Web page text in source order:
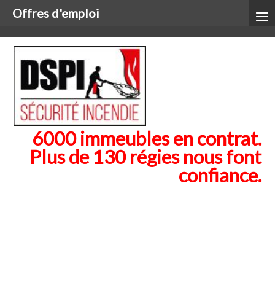
6000 immeubles en contrat.
Plus de 130 régies nous font
confiance.
Offres d'emploi ≡